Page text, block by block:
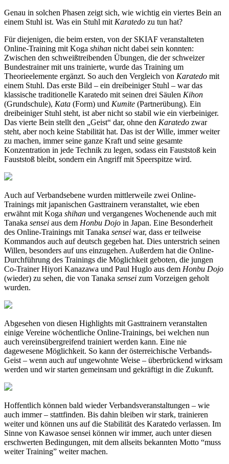
Genau in solchen Phasen zeigt sich, wie wichtig ein viertes Bein an
einem Stuhl ist. Was ein Stuhl mit Karatedo zu tun hat?
Für diejenigen, die beim ersten, von der SKIAF veranstalteten
Online-Training mit Koga shihan nicht dabei sein konnten:
Zwischen den schweißtreibenden Übungen, die der schweizer
Bundestrainer mit uns trainierte, wurde das Training um
Theorieelemente ergänzt. So auch den Vergleich von Karatedo mit
einem Stuhl. Das erste Bild – ein dreibeiniger Stuhl – war das
klassische traditionelle Karatedo mit seinen drei Säulen Kihon
(Grundschule), Kata (Form) und Kumite (Partnerübung). Ein
dreibeiniger Stuhl steht, ist aber nicht so stabil wie ein vierbeiniger.
Das vierte Bein stellt den „Geist“ dar, ohne den Karatedo zwar
steht, aber noch keine Stabilität hat. Das ist der Wille, immer weiter
zu machen, immer seine ganze Kraft und seine gesamte
Konzentration in jede Technik zu legen, sodass ein Fauststoß kein
Fauststoß bleibt, sondern ein Angriff mit Speerspitze wird.
Auch auf Verbandsebene wurden mittlerweile zwei Online-
Trainings mit japanischen Gasttrainern veranstaltet, wie eben
erwähnt mit Koga shihan und vergangenes Wochenende auch mit
Tanaka sensei aus dem Honbu Dojo in Japan. Eine Besonderheit
des Online-Trainings mit Tanaka sensei war, dass er teilweise
Kommandos auch auf deutsch gegeben hat. Dies unterstrich seinen
Willen, besonders auf uns einzugehen. Außerdem hat die Online-
Durchführung des Trainings die Möglichkeit geboten, die jungen
Co-Trainer Hiyori Kanazawa und Paul Huglo aus dem Honbu Dojo
(wieder) zu sehen, die von Tanaka sensei zum Vorzeigen geholt
wurden.
Abgesehen von diesen Highlights mit Gasttrainern veranstalten
einige Vereine wöchentliche Online-Trainings, bei welchen nun
auch vereinsübergreifend trainiert werden kann. Eine nie
dagewesene Möglichkeit. So kann der österreichische Verbands-
Geist – wenn auch auf ungewohnte Weise – überbrückend wirksam
werden und wir starten gemeinsam und gekräftigt in die Zukunft.
Hoffentlich können bald wieder Verbandsveranstaltungen – wie
auch immer – stattfinden. Bis dahin bleiben wir stark, trainieren
weiter und können uns auf die Stabilität des Karatedo verlassen. Im
Sinne von Kawasoe sensei können wir immer, auch unter diesen
erschwerten Bedingungen, mit dem allseits bekannten Motto “muss
weiter Training” weiter machen.